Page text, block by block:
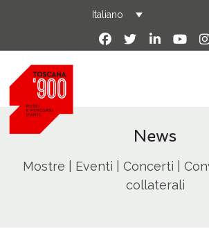
Italiano
News
Mostre | Eventi | Concerti |
collaterali